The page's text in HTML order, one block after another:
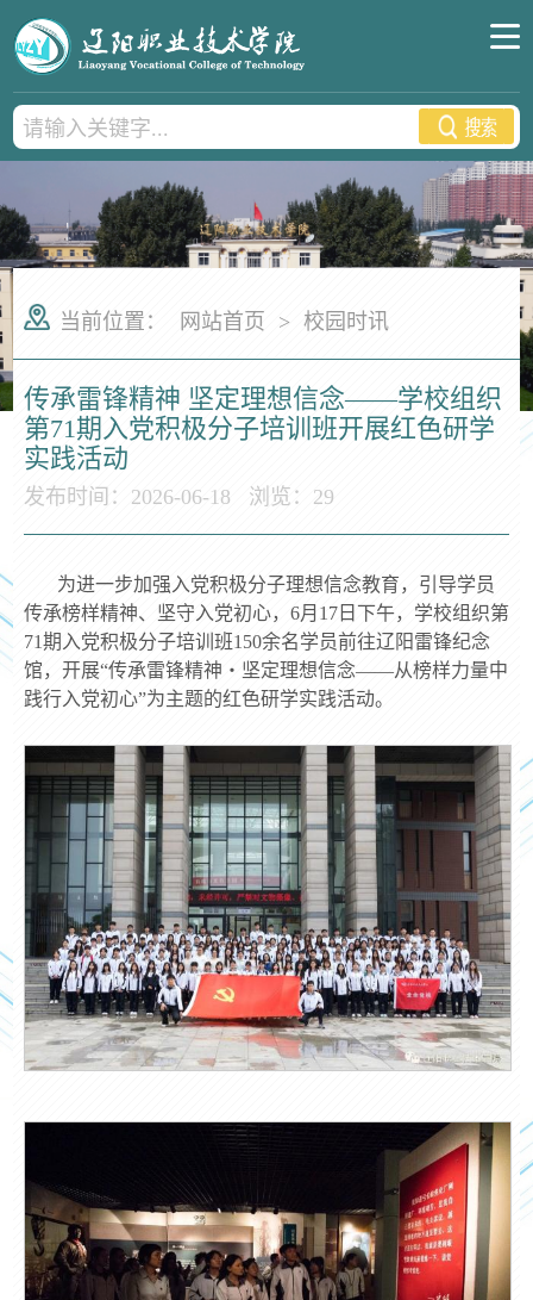
当前位置： 网站首页 > 校园时讯
传承雷锋精神 坚定理想信念——学校组织
第71期入党积极分子培训班开展红色研学
实践活动
发布时间：2026-06-18 浏览： 29
为进一步加强入党积极分子理想信念教育，引导学员
传承榜样精神、坚守入党初心，6月17日下午，学校组织第
71期入党积极分子培训班150余名学员前往辽阳雷锋纪念
馆，开展“传承雷锋精神・坚定理想信念——从榜样力量中
践行入党初心”为主题的红色研学实践活动。